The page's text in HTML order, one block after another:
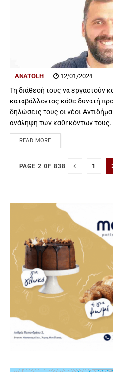
ANATOLH 12/01/2024
Τη διάθεσή τους να εργαστούν
καταβάλλοντας κάθε δυνατή
δηλώσεις τους οι νέοι
ανάληψη των καθηκόντων τους.
READ MORE
PAGE 2 OF 838 1